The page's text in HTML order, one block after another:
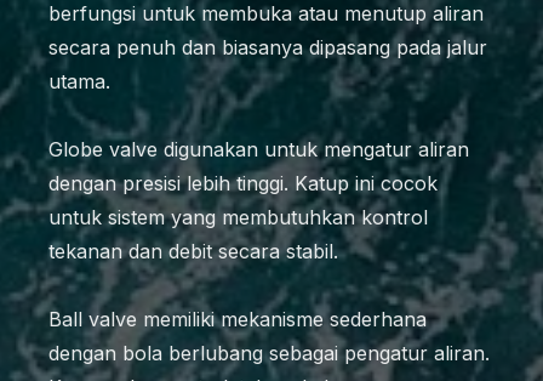
berfungsi untuk membuka atau menutup aliran
secara penuh dan biasanya dipasang pada jalur
utama.
Globe valve digunakan untuk mengatur aliran
dengan presisi lebih tinggi. Katup ini cocok
untuk sistem yang membutuhkan kontrol
tekanan dan debit secara stabil.
Ball valve memiliki mekanisme sederhana
dengan bola berlubang sebagai pengatur aliran.